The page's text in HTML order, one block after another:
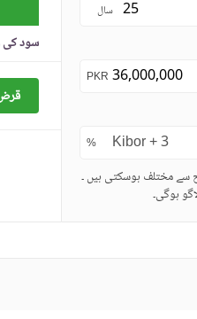
سال
PKR
%
سے مختلف ہوسکتی ہیں ۔
ہوگی۔
سود کی